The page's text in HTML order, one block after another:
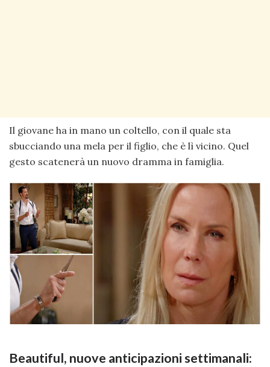
Il giovane ha in mano un coltello, con il quale sta
sbucciando una mela per il figlio, che è lì vicino. Quel
gesto scatenerà un nuovo dramma in famiglia.
Beautiful, nuove anticipazioni settimanali: